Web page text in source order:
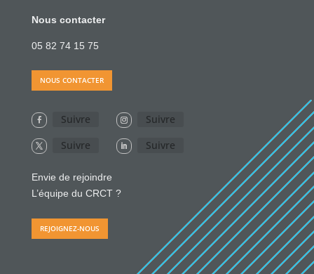
Nous contacter
05 82 74 15 75
NOUS CONTACTER
Suivre
Suivre
Suivre
Suivre
Envie de rejoindre
L’équipe du CRCT ?
REJOIGNEZ-NOUS